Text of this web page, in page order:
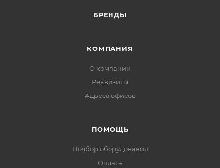
Максимальное рабочее напряжение: 1000 В
БРЕНДЫ
КОМПАНИЯ
О компании
Реквизиты
Адреса офисов
ПОМОЩЬ
Подбор оборудования
Оплата